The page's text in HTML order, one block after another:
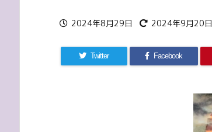
2024年8月29日 2024年9月20日
Twitter Facebook